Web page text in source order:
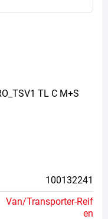
TL C M+S
100132241
Van/Transporter-Reif
en